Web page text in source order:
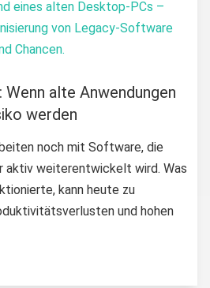
alte Anwendungen
werden
noch mit Software, die
aktiv weiterentwickelt wird. Was
kann heute zu
und hohen